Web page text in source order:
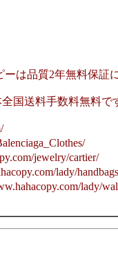
は品質2年無料保証
国送料手数料無料で
jewelry/cartier/
lady/
lady/